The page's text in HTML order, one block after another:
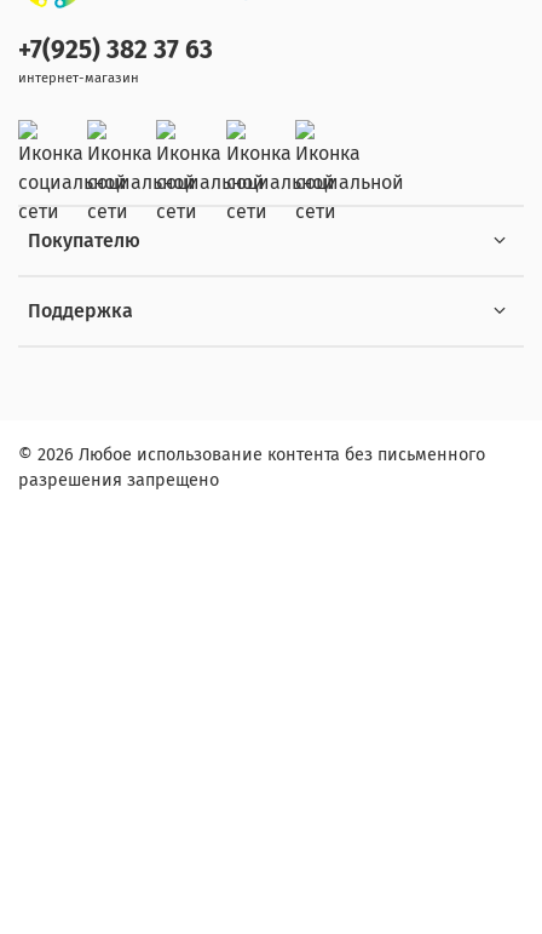
Покупателю
Поддержка
+7(925) 382 37 63
интернет-магазин
© 2026 Любое использование контента без письменного
разрешения запрещено